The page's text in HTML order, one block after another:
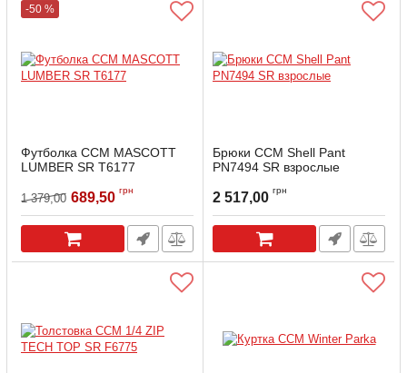
-50 %
Футболка CCM MASCOTT
LUMBER SR T6177
1 379,00 689,50 грн
Брюки CCM Shell Pant
PN7494 SR взрослые
2 517,00 грн